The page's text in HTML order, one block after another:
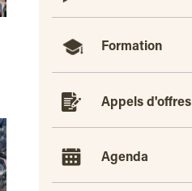
Formation
Appels d'offres
Agenda